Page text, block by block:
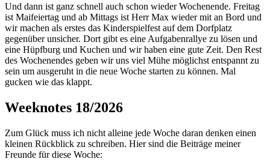
Und dann ist ganz schnell auch schon wieder Wochenende. Freitag
ist Maifeiertag und ab Mittags ist Herr Max wieder mit an Bord und
wir machen als erstes das Kinderspielfest auf dem Dorfplatz
gegenüber unsicher. Dort gibt es eine Aufgabenrallye zu lösen und
eine Hüpfburg und Kuchen und wir haben eine gute Zeit. Den Rest
des Wochenendes geben wir uns viel Mühe möglichst entspannt zu
sein um ausgeruht in die neue Woche starten zu können. Mal
gucken wie das klappt.
Weeknotes 18/2026
Zum Glück muss ich nicht alleine jede Woche daran denken einen
kleinen Rückblick zu schreiben. Hier sind die Beiträge meiner
Freunde für diese Woche: